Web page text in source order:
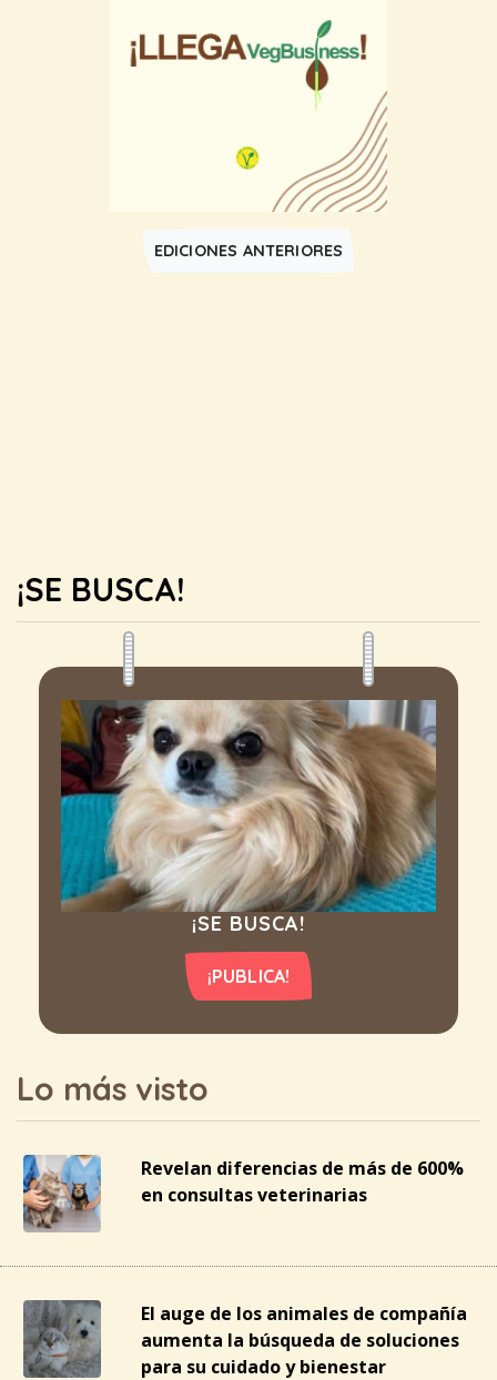
EDICIONES ANTERIORES
¡SE BUSCA!
¡SE BUSCA!
¡PUBLICA!
Lo más visto
Revelan diferencias de más de 600%
en consultas veterinarias
El auge de los animales de compañía
aumenta la búsqueda de soluciones
para su cuidado y bienestar